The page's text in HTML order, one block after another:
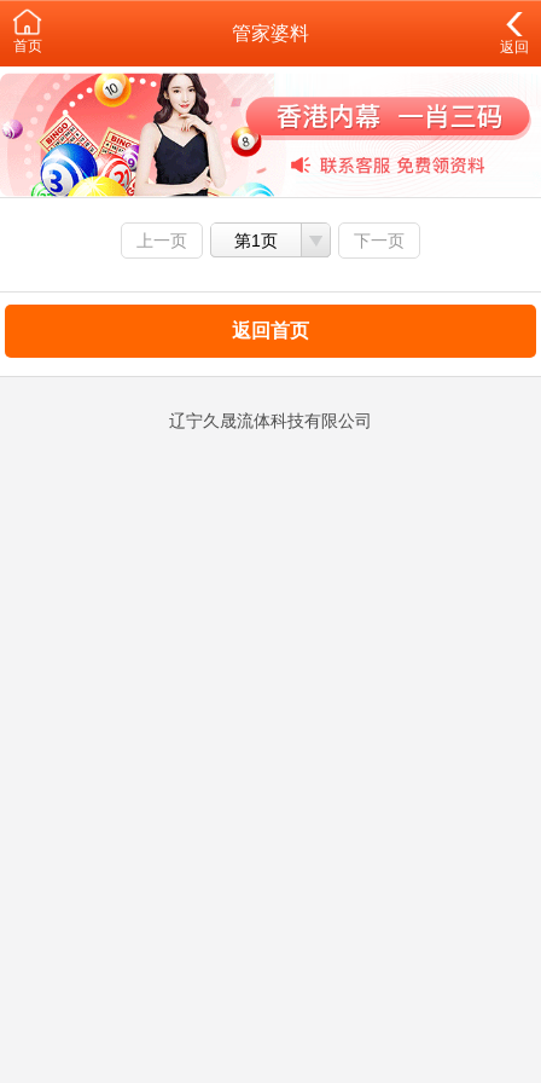
首页
管家婆料
返回
上一页 第1页 下一页
返回首页
辽宁久晟流体科技有限公司